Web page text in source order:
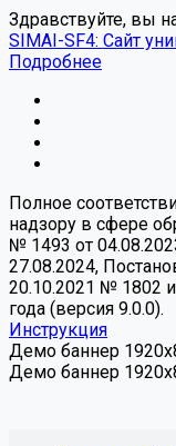
Здравствуйте, вы
SIMAI-SF4: Сайт
Подробнее
Полное
надзору в сфере
№ 1493 от
27.08.2024,
20.10.2021 № 1802
года (версия 9.0.0).
Инструкция
Демо баннер
Демо баннер